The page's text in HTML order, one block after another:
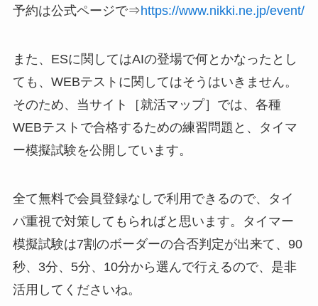
予約は公式ページで⇒https://www.nikki.ne.jp/event/
また、ESに関してはAIの登場で何とかなったとし
ても、WEBテストに関してはそうはいきません。
そのため、当サイト［就活マップ］では、各種
WEBテストで合格するための練習問題と、タイマ
ー模擬試験を公開しています。
全て無料で会員登録なしで利用できるので、タイ
パ重視で対策してもらればと思います。タイマー
模擬試験は7割のボーダーの合否判定が出来て、90
秒、3分、5分、10分から選んで行えるので、是非
活用してくださいね。